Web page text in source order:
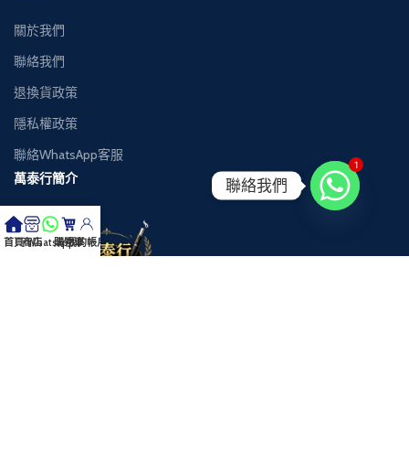
關於我們
聯絡我們
退換貨政策
隱私權政策
聯絡WhatsApp客服
萬泰行簡介
首頁商店
Whatsapp
購物車我的帳戶
1
聯絡我們